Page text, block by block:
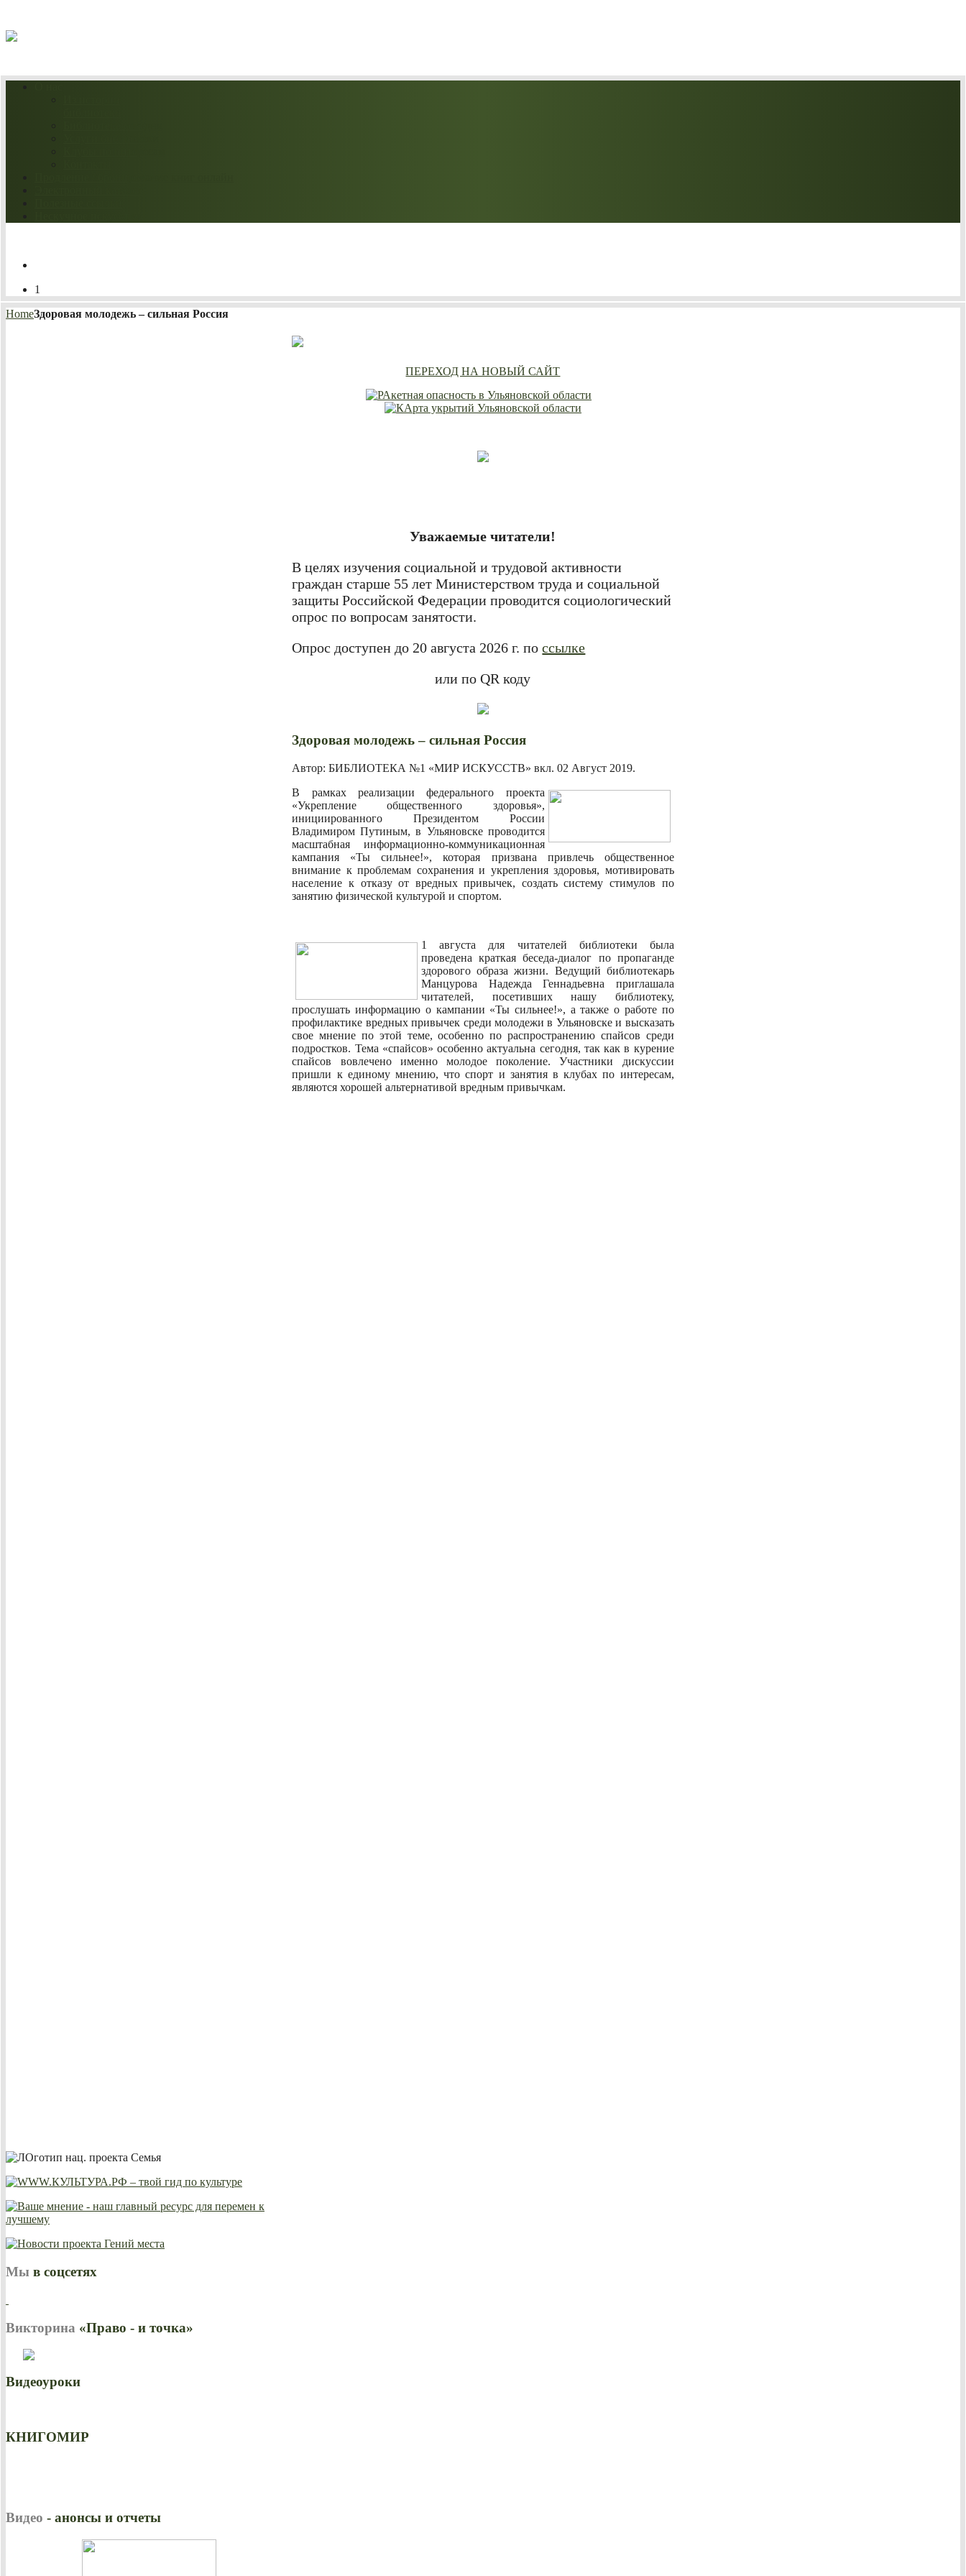
1
HomeЗдоровая молодежь – сильная Россия
ПЕРЕХОД НА НОВЫЙ САЙТ
Уважаемые читатели!
В целях изучения социальной и трудовой активности
граждан старше 55 лет Министерством труда и социальной
защиты Российской Федерации проводится социологический
опрос по вопросам занятости.
Опрос доступен до 20 августа 2026 г. поссылке
или по QR коду
Здоровая молодежь – сильная Россия
Автор: БИБЛИОТЕКА №1 «МИР ИСКУССТВ» вкл.02 Август 2019.
В рамках реализации федерального проекта
«Укрепление общественного здоровья»,
инициированного Президентом России
Владимиром Путиным, в Ульяновске проводится
масштабная информационно-коммуникационная
кампания «Ты сильнее!», которая призвана привлечь общественное
внимание к проблемам сохранения и укрепления здоровья, мотивировать
население к отказу от вредных привычек, создать систему стимулов по
занятию физической культурой и спортом.
1 августа для читателей библиотеки была
проведена краткая беседа-диалог по пропаганде
здорового образа жизни. Ведущий библиотекарь
Манцурова Надежда Геннадьевна приглашала
читателей, посетивших нашу библиотеку,
прослушать информацию о кампании «Ты сильнее!», а также о работе по
профилактике вредных привычек среди молодежи в Ульяновске и высказать
свое мнение по этой теме, особенно по распространению спайсов среди
подростков. Тема «спайсов» особенно актуальна сегодня, так как в курение
спайсов вовлечено именно молодое поколение. Участники дискуссии
пришли к единому мнению, что спорт и занятия в клубах по интересам,
являются хорошей альтернативой вредным привычкам.
Мы в соцсетях
Викторина «Право - и точка»
Видеоуроки
КНИГОМИР
Видео - анонсы и отчеты